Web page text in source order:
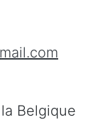
Belgique